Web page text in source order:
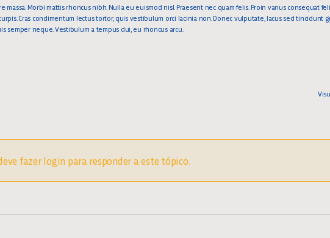
Morbi mattis rhoncus nibh. Nulla eu euismod nisl. Praesent nec quam felis. Proin varius consequat
Cras condimentum lectus tortor, quis vestibulum orci lacinia non. Donec vulputate, lacus sed tincidunt
semper neque. Vestibulum a tempus dui, eu rhoncus arcu.
fazer login para responder a este tópico.